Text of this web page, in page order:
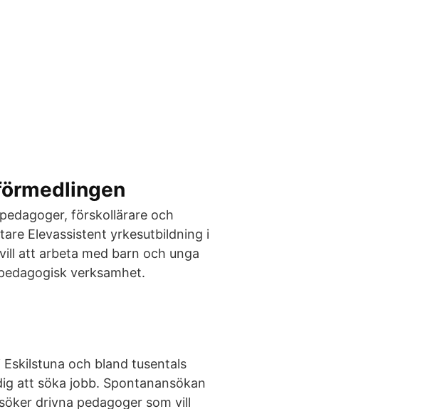
förskollärare och
Elevassistent yrkesutbildning i
att arbeta med barn och unga
verksamhet.
och bland tusentals
att söka jobb. Spontanansökan
drivna pedagoger som vill